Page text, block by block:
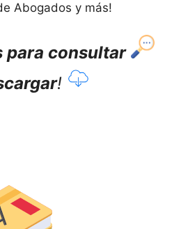
Abogados y más!
para consultar
!